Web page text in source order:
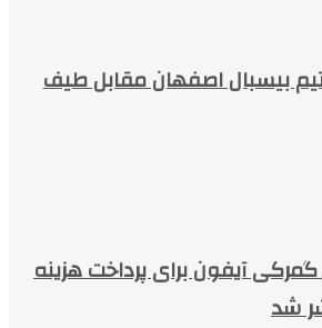
بیسبال اصفهان مقابل طیف
آیفون برای پرداخت هزینه
شد